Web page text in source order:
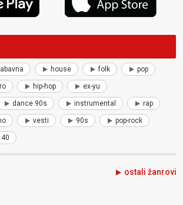
house folk pop
hip-hop ex-yu
dance 90s instrumental rap
vesti 90s pop-rock
ostali žanrovi